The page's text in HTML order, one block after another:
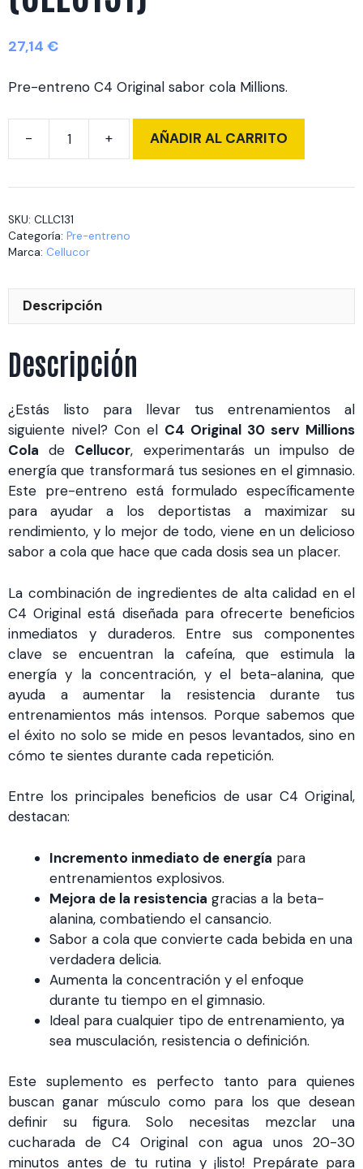
27,14 €
Pre-entreno C4 Original sabor cola Millions.
30
cantidad
AÑADIR AL CARRITO
SKU: CLLC131
Categoría: Pre-entreno
Marca: Cellucor
Descripción
Descripción
¿Estás listo para llevar tus entrenamientos al
siguiente nivel? Con el C4 Original 30 serv Millions
Cola de Cellucor, experimentarás un impulso de
energía que transformará tus sesiones en el gimnasio.
Este pre-entreno está formulado específicamente
para ayudar a los deportistas a maximizar su
rendimiento, y lo mejor de todo, viene en un delicioso
sabor a cola que hace que cada dosis sea un placer.
La combinación de ingredientes de alta calidad en el
C4 Original está diseñada para ofrecerte beneficios
inmediatos y duraderos. Entre sus componentes
clave se encuentran la cafeína, que estimula la
energía y la concentración, y el beta-alanina, que
ayuda a aumentar la resistencia durante tus
entrenamientos más intensos. Porque sabemos que
el éxito no solo se mide en pesos levantados, sino en
cómo te sientes durante cada repetición.
Entre los principales beneficios de usar C4 Original,
destacan:
Incremento inmediato de energía para
entrenamientos explosivos.
Mejora de la resistencia gracias a la beta-
alanina, combatiendo el cansancio.
Sabor a cola que convierte cada bebida en una
verdadera delicia.
Aumenta la concentración y el enfoque
durante tu tiempo en el gimnasio.
Ideal para cualquier tipo de entrenamiento, ya
sea musculación, resistencia o definición.
Este suplemento es perfecto tanto para quienes
buscan ganar músculo como para los que desean
definir su figura. Solo necesitas mezclar una
cucharada de C4 Original con agua unos 20-30
minutos antes de tu rutina y ¡listo! Prepárate para